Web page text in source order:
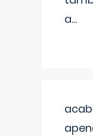
a...